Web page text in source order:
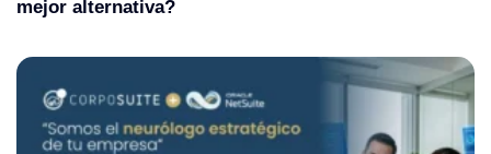
mejor alternativa?